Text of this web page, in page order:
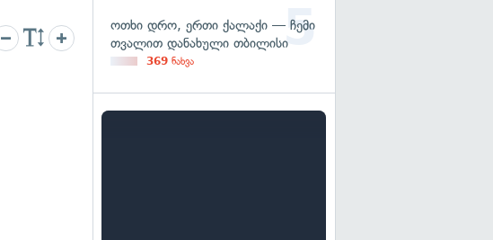
ოთხი დრო, ერთი ქალაქი — ჩემი
თვალით დანახული თბილისი
369 ნახვა